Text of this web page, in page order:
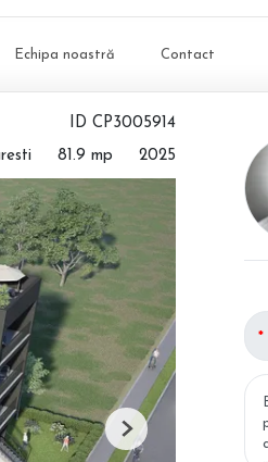
Echipa noastră Contact
ID CP3005914
81.9 mp 2025
Next